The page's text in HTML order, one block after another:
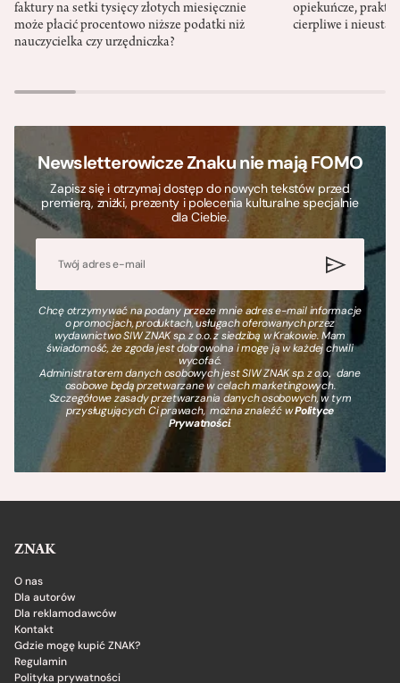
faktury na setki tysięcy złotych miesięcznie
może płacić procentowo niższe podatki niż
nauczycielka czy urzędniczka?
opiekuńcze,
cierpliwe i
Newsletterowicze Znaku nie mają FOMO
Zapisz się i otrzymaj dostęp do nowych tekstów przed
premierą, zniżki, prezenty i polecenia kulturalne specjalnie
dla Ciebie.
Chcę otrzymywać na podany przeze mnie adres e-mail informacje
o promocjach, produktach, usługach oferowanych przez
wydawnictwo SIW ZNAK sp. z o.o. z siedzibą w Krakowie. Mam
świadomość, że zgoda jest dobrowolna i mogę ją w każdej chwili
wycofać.
Administratorem danych osobowych jest SIW ZNAK sp. z o.o., dane
osobowe będą przetwarzane w celach marketingowych.
Szczegółowe zasady przetwarzania danych osobowych, w tym
przysługujących Ci prawach, można znaleźć wPolityce
Prywatności.
ZNAK
O nas
Dla autorów
Dla reklamodawców
Kontakt
Gdzie mogę kupić ZNAK?
Regulamin
Polityka prywatności